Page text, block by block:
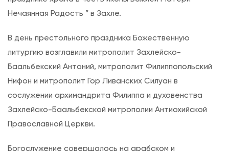
ж
е
л
Нечаянная Радость ” в Захле.
В день престольного праздника Божественную
литургию возглавили митрополит Захлейско-
Баальбекский Антоний, митрополит Филиппопольский
Нифон и митрополит Гор Ливанских Силуан в
сослужении архимандрита Филиппа и духовенства
Захлейско-Баальбекской митрополии Антиохийской
Православной Церкви.
Богослужение совершалось на арабском и